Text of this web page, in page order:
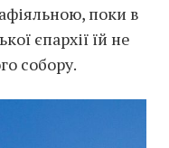
поки в
єпархії їй не
собору.